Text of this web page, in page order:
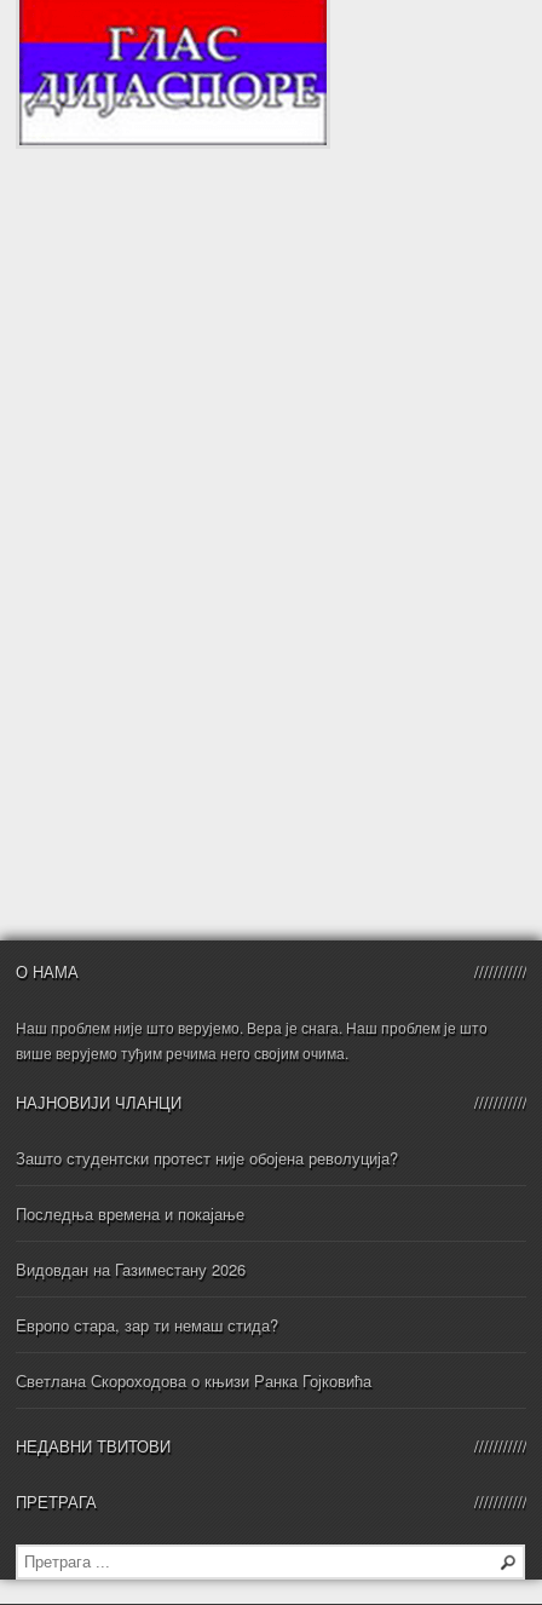
О НАМА
Наш проблем није што верујемо. Вера је снага. Наш проблем је што
више верујемо туђим речима него својим очима.
НАЈНОВИЈИ ЧЛАНЦИ
Зашто студентски протест није обојена револуција?
Последња времена и покајање
Видовдан на Газиместану 2026
Европо стара, зар ти немаш стида?
Светлана Скороходова о књизи Ранка Гојковића
НЕДАВНИ ТВИТОВИ
ПРЕТРАГА